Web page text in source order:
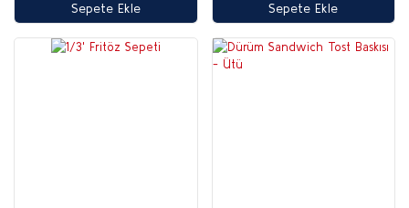
Sepete Ekle Sepete Ekle